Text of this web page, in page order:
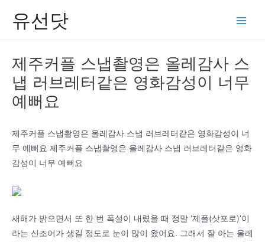
유선닷
제주커플 스냅촬영은 올레감사 스
냅 러브레터같은 영화감성이 너무
예뻐요
제주커플 스냅촬영은 올레감사 스냅 러브레터같은 영화감성이 너
무 예뻐요 제주커플 스냅촬영은 올레감사 스냅 러브레터같은 영화
감성이 너무 예뻐요
새해가 밝으면서 또 한 번 폭설이 내렸을 때 정말 ‘제폴(삿포로)’이
라는 신조어가 생길 정도로 눈이 많이 왔어요. 그래서 잘 아는 올레